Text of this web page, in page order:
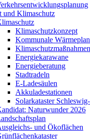
und Klimaschutz
Klimaschutzkonzept
Kommunale
Klimaschutzmaßnahmen
Energiekarawane
Energieberatung
Stadtradeln
E-Ladesäulen
Akkuladestationen
Solarkataster
Naturwunder 2026
und Ökoflächen